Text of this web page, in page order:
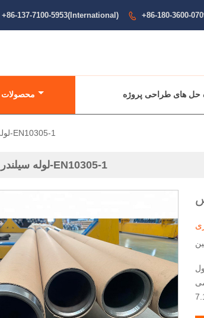
+86-137-7100-5953(International)  +86-180-3600-
محصولات حل های طراحی پروژه
لوله سیلندر لیسانس-EN10305-1
لوله سیلندر لیسانس-EN10305-1